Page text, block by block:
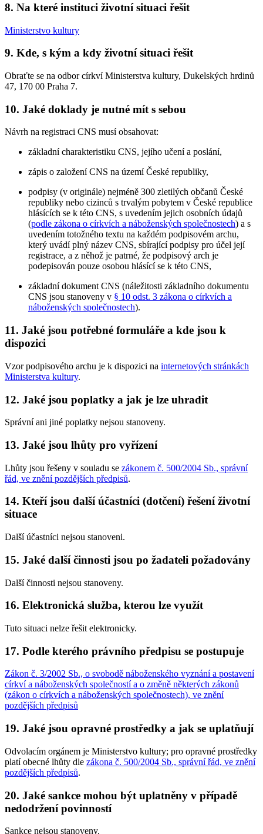
8. Na které instituci životní situaci řešit
Ministerstvo kultury
9. Kde, s kým a kdy životní situaci řešit
Obraťte se na odbor církví Ministerstva kultury, Dukelských hrdinů
47, 170 00 Praha 7.
10. Jaké doklady je nutné mít s sebou
Návrh na registraci CNS musí obsahovat:
základní charakteristiku CNS, jejího učení a poslání,
zápis o založení CNS na území České republiky,
podpisy (v originále) nejméně 300 zletilých občanů České
republiky nebo cizinců s trvalým pobytem v České republice
hlásících se k této CNS, s uvedením jejich osobních údajů
(podle zákona o církvích a náboženských společnostech) a s
uvedením totožného textu na každém podpisovém archu,
který uvádí plný název CNS, sbírající podpisy pro účel její
registrace, a z něhož je patrné, že podpisový arch je
podepisován pouze osobou hlásící se k této CNS,
základní dokument CNS (náležitosti základního dokumentu
CNS jsou stanoveny v § 10 odst. 3 zákona o církvích a
náboženských společnostech).
11. Jaké jsou potřebné formuláře a kde jsou k
dispozici
Vzor podpisového archu je k dispozici na internetových stránkách
Ministerstva kultury.
12. Jaké jsou poplatky a jak je lze uhradit
Správní ani jiné poplatky nejsou stanoveny.
13. Jaké jsou lhůty pro vyřízení
Lhůty jsou řešeny v souladu se zákonem č. 500/2004 Sb., správní
řád, ve znění pozdějších předpisů.
14. Kteří jsou další účastníci (dotčení) řešení životní
situace
Další účastníci nejsou stanoveni.
15. Jaké další činnosti jsou po žadateli požadovány
Další činnosti nejsou stanoveny.
16. Elektronická služba, kterou lze využít
Tuto situaci nelze řešit elektronicky.
17. Podle kterého právního předpisu se postupuje
Zákon č. 3/2002 Sb., o svobodě náboženského vyznání a postavení
církví a náboženských společností a o změně některých zákonů
(zákon o církvích a náboženských společnostech), ve znění
pozdějších předpisů
19. Jaké jsou opravné prostředky a jak se uplatňují
Odvolacím orgánem je Ministerstvo kultury; pro opravné prostředky
platí obecné lhůty dle zákona č. 500/2004 Sb., správní řád, ve znění
pozdějších předpisů.
20. Jaké sankce mohou být uplatněny v případě
nedodržení povinností
Sankce nejsou stanoveny.